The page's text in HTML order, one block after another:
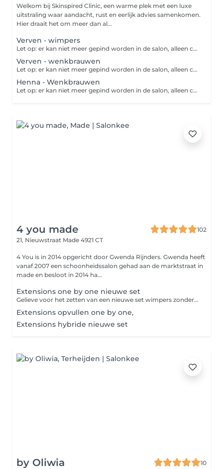
Welkom bij Skinspired Clinic, een warme plek met een luxe
uitstraling waar aandacht, rust en eerlijk advies samenkomen.
Hier draait het om meer dan al...
Verven - wimpers
Let op: er kan niet meer gepind worden in de salon, alleen contante betaling. Het kleuren van je wimpers is als een snelle upgrade voor je look, met minimale inspanning. Het geeft je meteen die prachtige, expressieve uitstraling, zonder dat je een berg make-up nodig hebt. En als het 's avonds wat gedurfder mag zijn, of voor dat speciale feestje? Dan heb je slechts een vleugje mascara nodig om een verbluffend effect te creëren. Het resultaat blijft 4 à 6 weken zichtbaar, afhankelijk van de groeicyclus van je wimpers. Voorzorgsmaatregelen: - Geen oogmake-up - Geen contactlenzen Nazorg: - Gedurende de eerste 24 uur niet wassen, zwemmen, naar de hammam/sauna - Ook gedurende de eerste 24 uur geen mascara en (vloeibare) eyeliner
Verven - wenkbrauwen
Let op: er kan niet meer gepind worden in de salon, alleen contante betaling. Het kleuren van je wenkbrauwen is als een snelle upgrade voor je look, met minimale inspanning. Het geeft je meteen die prachtige, expressieve uitstraling, zonder dat je een berg make-up nodig hebt. En als het 's avonds wat gedurfder mag zijn, of voor dat speciale feestje? Dan heb je slechts een beetje wenkbrauwpoeder nodig om een verbluffend effect te creëren. Het resultaat blijft 4 à 6 weken zichtbaar, afhankelijk van de groeicyclus van je wenkbrauwen. Nazorg: - Gedurende de eerste 24 uur niet wassen, zwemmen, naar de hammam/sauna - Ook gedurende de eerste 24 uur geen wenkbrauw make-up
Henna - Wenkbrauwen
Let op: er kan niet meer gepind worden in de salon, alleen contante betaling. Het kleuren van je wenkbrauwen met henna is als een snelle upgrade voor je look, met minimale inspanning. Het geeft je meteen die prachtige, expressieve uitstraling, zonder dat je een berg make-up nodig hebt. De henna zorgt niet alleen voor een mooie kleuring van de wenkbrauwharen, maar kleurt ook de huid eronder, wat voor een volle, gedefinieerde uitstraling zorgt die je gezicht perfect omlijst. Het resultaat blijft 4 à 6 weken zichtbaar op de wenkbrauwharen, afhankelijk van de groeicyclus van je wenkbrauwen. En de kleur op de huid blijft 1 à 3 weken zichtbaar, afhankelijk van je huidtype en verzorging. Nazorg: - Gedurende de eerste 24 uur niet wassen, zwemmen, naar de hammam/sauna - Ook gedurende de eerste 24 uur geen wenkbrauw make-up
4 you made
102
21, Nieuwstraat Made 4921 CT
4 You is in 2014 opgericht door Gwenda Rijnders. Gwenda heeft
vanaf 2007 een schoonheidssalon gehad aan de marktstraat in
made en besloot in 2014 ha...
Extensions one by one nieuwe set
Gelieve voor het zetten van een nieuwe set wimpers zonder oog make-up te komen.
Extensions opvullen one by one,
Extensions hybride nieuwe set
by Oliwia
10